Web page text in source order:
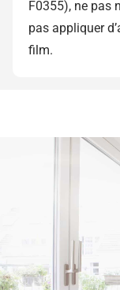
F0355), ne pas
pas appliquer
film.